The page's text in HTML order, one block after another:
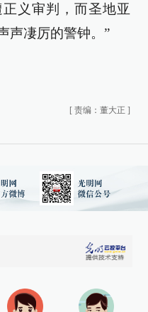
义审判，而圣地亚
声凄厉的警钟。”
[ 责编：董大正 ]